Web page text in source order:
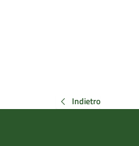
Indietro